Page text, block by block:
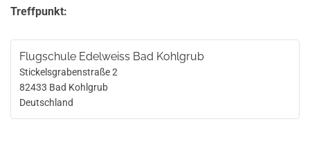
Treffpunkt:
Flugschule Edelweiss Bad Kohlgrub
Stickelsgrabenstraße 2
82433 Bad Kohlgrub
Deutschland